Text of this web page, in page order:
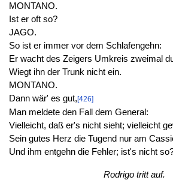
MONTANO.
Ist er oft so?
JAGO.
So ist er immer vor dem Schlafengehn:
Er wacht des Zeigers Umkreis zweimal
Wiegt ihn der Trunk nicht ein.
MONTANO.
Dann wär' es gut,[426]
Man meldete den Fall dem General:
Vielleicht, daß er's nicht sieht; vielleicht
Sein gutes Herz die Tugend nur am
Und ihm entgehn die Fehler; ist's nicht
Rodrigo tritt auf.